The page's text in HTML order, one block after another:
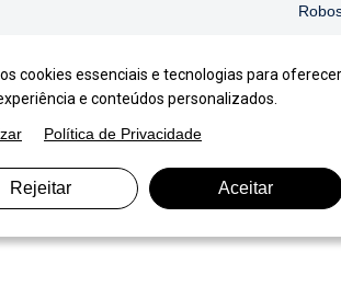
2026. DIVIAMarketing Digital. Todos
cookies essenciais e tecnologias para oferecer
e conteúdos personalizados.
Política de Privacidade
Rejeitar Aceitar